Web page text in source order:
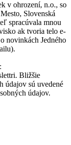
v ohrození, n.o., so
Slovenská
spracúvala mnou
ak tvoria telo e-
novinkách Jedného
Bližšie
údajov sú uvedené
údajov.